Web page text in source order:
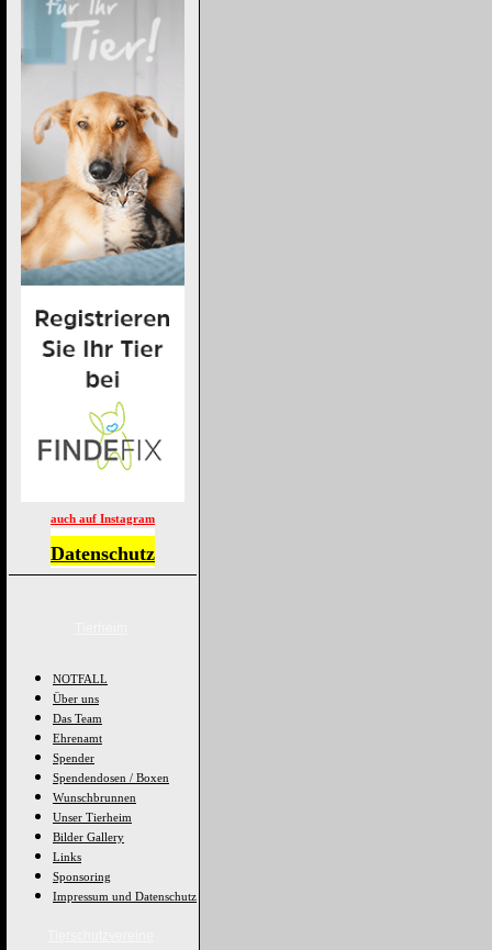
auch auf Instagram
Datenschutz
NOTFALL
Über uns
Das Team
Ehrenamt
Spender
Spendendosen / Boxen
Wunschbrunnen
Unser Tierheim
Bilder Gallery
Links
Sponsoring
Impressum und Datenschutz